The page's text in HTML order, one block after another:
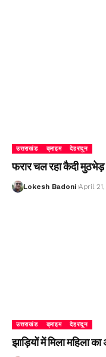
उत्तराखंड क्राइम देहरादून
फरार चल रहा कैदी
Lokesh Badoni April
उत्तराखंड क्राइम देहरादून
झाड़ियों में मिला महिला